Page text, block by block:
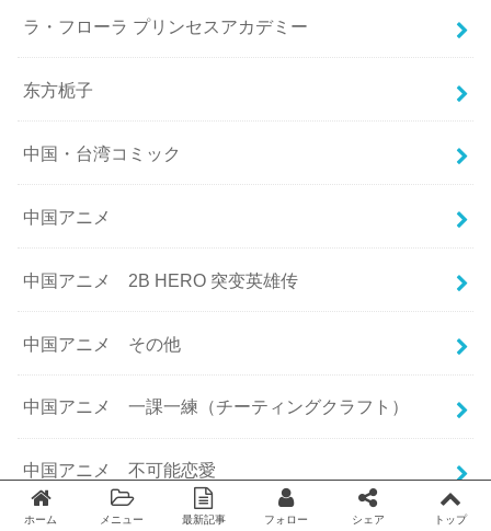
ラ・フローラ プリンセスアカデミー
东方栀子
中国・台湾コミック
中国アニメ
中国アニメ 2B HERO 突变英雄传
中国アニメ その他
中国アニメ 一課一練（チーティングクラフト）
中国アニメ 不可能恋愛
ホーム メニュー 最新記事 フォロー シェア トップ
Twitter facebook